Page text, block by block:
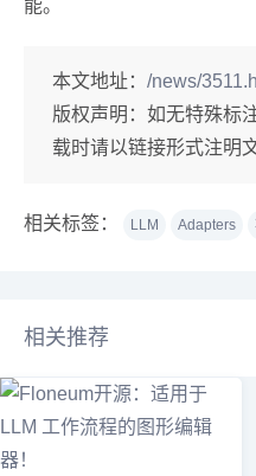
能。
本文地址： /news/
版权声明： 如无特殊标
载时请以链接形式注明
相关标签： LLM Adapters
相关推荐